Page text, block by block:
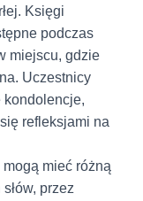
Księgi
podczas
miejscu, gdzie
Uczestnicy
kondolencje,
refleksjami na
mieć różną
przez